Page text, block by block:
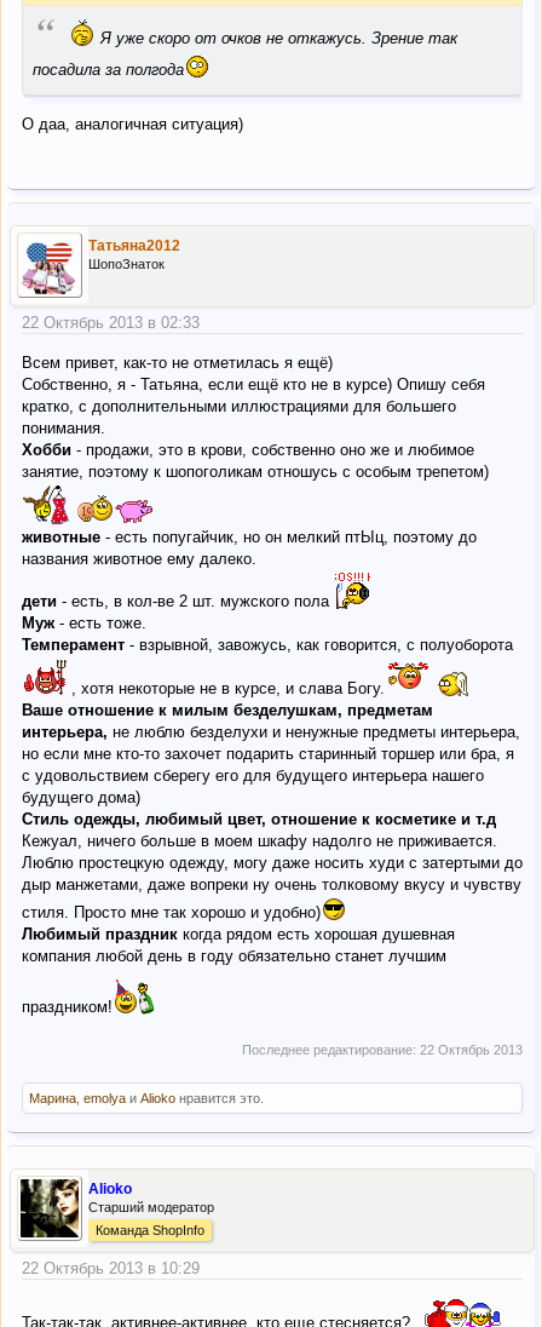
“
Я уже скоро от очков не откажусь. Зрение так
посадила за полгода
О даа, аналогичная ситуация)
Татьяна2012
ШопоЗнаток
22 Октябрь 2013 в 02:33
Всем привет, как-то не отметилась я ещё)
Собственно, я - Татьяна, если ещё кто не в курсе) Опишу себя
кратко, с дополнительными иллюстрациями для большего
понимания.
Хобби - продажи, это в крови, собственно оно же и любимое
занятие, поэтому к шопоголикам отношусь с особым трепетом)
животные - есть попугайчик, но он мелкий птЫц, поэтому до
названия животное ему далеко.
дети - есть, в кол-ве 2 шт. мужского пола
Муж - есть тоже.
Темперамент - взрывной, завожусь, как говорится, с полуоборота
, хотя некоторые не в курсе, и слава Богу.
Ваше отношение к милым безделушкам, предметам
интерьера, не люблю безделухи и ненужные предметы интерьера,
но если мне кто-то захочет подарить старинный торшер или бра, я
с удовольствием сберегу его для будущего интерьера нашего
будущего дома)
Стиль одежды, любимый цвет, отношение к косметике и т.д
Кежуал, ничего больше в моем шкафу надолго не приживается.
Люблю простецкую одежду, могу даже носить худи с затертыми до
дыр манжетами, даже вопреки ну очень толковому вкусу и чувству
стиля. Просто мне так хорошо и удобно)
Любимый праздник когда рядом есть хорошая душевная
компания любой день в году обязательно станет лучшим
праздником!
Последнее редактирование: 22 Октябрь 2013
Марина emolya и Alioko нравится это.
Alioko
Старший модератор
Команда ShopInfo
22 Октябрь 2013 в 10:29
Так-так-так, активнее-активнее, кто еще стесняется?